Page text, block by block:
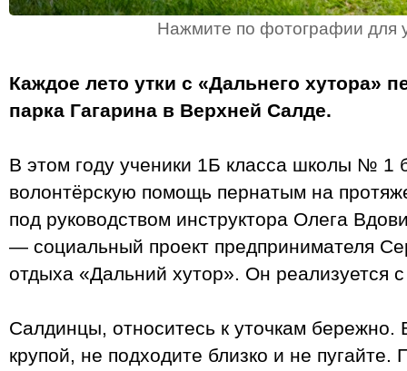
Нажмите по фотографии для
Каждое лето утки с «Дальнего хутора»
парка Гагарина в Верхней Салде.
В этом году ученики 1Б класса школы № 1
волонтёрскую помощь пернатым на
под руководством инструктора Олега
— социальный проект предпринимателя
отдыха «Дальний хутор». Он реализуется
Салдинцы, относитесь к уточкам бережно.
крупой, не подходите близко и не пугайте.